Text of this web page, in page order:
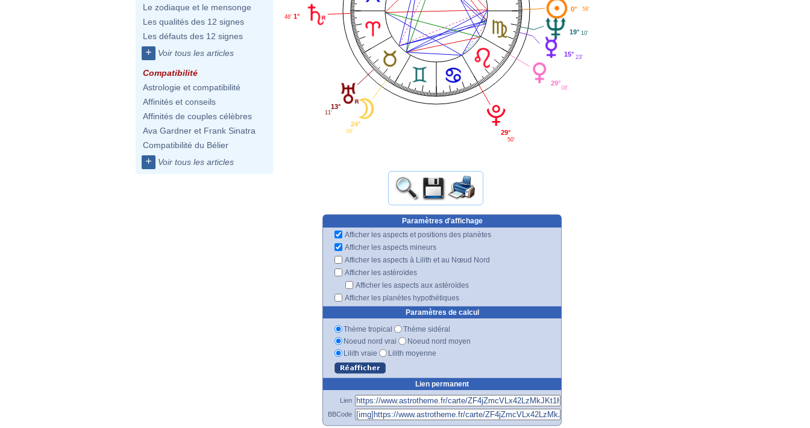
Le zodiaque et le mensonge
Les qualités des 12 signes
Les défauts des 12 signes
+ Voir tous les articles
Compatibilité
Astrologie et compatibilité
Affinités et conseils
Affinités de couples célèbres
Ava Gardner et Frank Sinatra
Compatibilité du Bélier
+ Voir tous les articles
0° 58'
1°
46'
13°
11'
24°
09' 29°
50'
29°
08'
15° 23'
19° 10'
Paramètres d'affichage
Afficher les aspects et positions des planètes
Afficher les aspects mineurs
Afficher les aspects à Lilith et au Nœud Nord
Afficher les astéroïdes
Afficher les aspects aux astéroïdes
Afficher les planètes hypothétiques
Paramètres de calcul
Thème tropical
Thème sidéral
Noeud nord vrai
Noeud nord moyen
Lilith vraie
Lilith moyenne
Lien permanent
Lien
BBCode